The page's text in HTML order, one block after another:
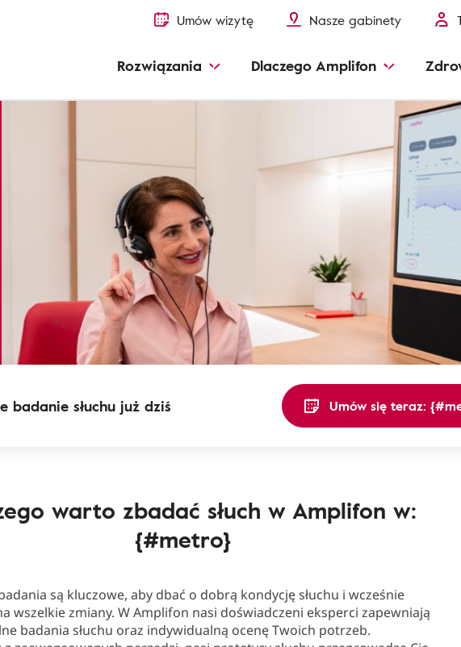
Umów wizytę Nasze gabinety
Rozwiązania Dlaczego Amplifon
badanie słuchu już dziś Umów się teraz:
warto zbadać słuch w Amplifon w:
{#metro}
są kluczowe, aby dbać o dobrą kondycję słuchu i wcześnie
wszelkie zmiany. W Amplifon nasi doświadczeni eksperci zapewniają
badania słuchu oraz indywidualną ocenę Twoich potrzeb.